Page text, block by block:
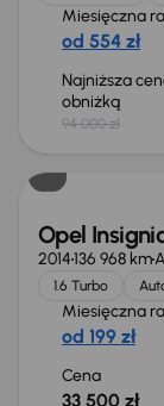
Miesięczna
od 554 zł
Najniższa
obniżką
94 000 zł
Opel
2014136 968 km
1.6 Turbo
Miesięczna
od 199 zł
Cena
33 500 zł